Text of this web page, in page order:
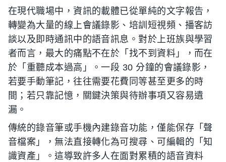
在現代職場中，資訊的載體已從單純的文字報告，
轉變為大量的線上會議錄影、培訓短視頻、播客訪
談以及即時通訊中的語音訊息。對於上班族與學習
者而言，最大的痛點不在於「找不到資料」，而在
於「重聽成本過高」。一段 30 分鐘的會議錄影，
若要手動筆記，往往需要花費同等甚至更多的時
間；若只靠記憶，關鍵決策與待辦事項又容易遺
漏。
傳統的錄音筆或手機內建錄音功能，僅能保存「聲
音檔案」，無法直接轉化為可搜尋、可編輯的「知
識資產」。這導致許多人在面對累積的語音資料